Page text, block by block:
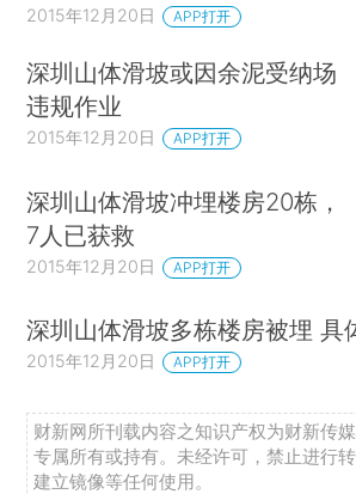
2015年12月20日 APP打开
深圳山体滑坡或因余泥受纳场
违规作业
2015年12月20日 APP打开
深圳山体滑坡冲埋楼房20栋，
7人已获救
2015年12月20日 APP打开
深圳山体滑坡多栋楼房被埋 具
2015年12月20日 APP打开
财新网所刊载内容之知识产权为财新传
专属所有或持有。未经许可，禁止进行
建立镜像等任何使用。